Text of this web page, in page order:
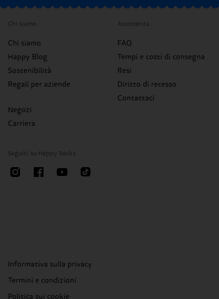
Chi siamo
Chi siamo
Happy Blog
Sostenibilità
Regali per aziende
Negozi
Carriera
Assistenza
FAQ
Tempi e costi di consegna
Resi
Diritto di recesso
Contattaci
Seguici su Happy Socks
Informativa sulla privacy
Termini e condizioni
Politica sui cookie